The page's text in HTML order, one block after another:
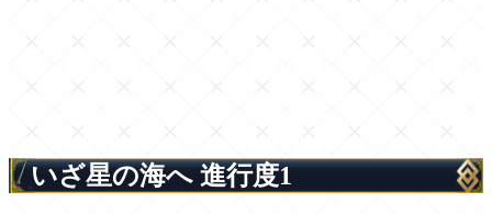
いざ星の海へ 進行度1